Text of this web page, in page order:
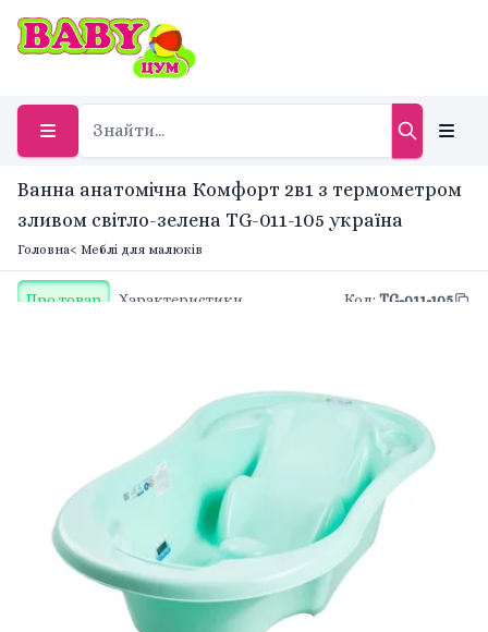
Ванна анатомічна Комфорт 2в1 з термометром
зливом світло-зелена TG-011-105 україна
Головна< Меблі для малюків
Про товар Характеристики Код: TG-011-105